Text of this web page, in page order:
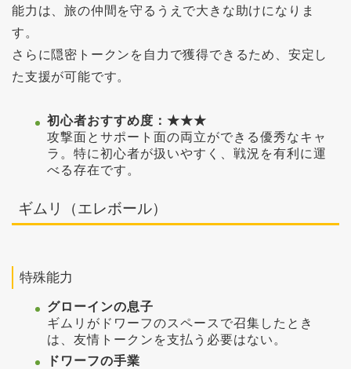
能力は、旅の仲間を守るうえで大きな助けになりま
す。
さらに隠密トークンを自力で獲得できるため、安定し
た支援が可能です。
初心者おすすめ度：★★★
攻撃面とサポート面の両立ができる優秀なキャ
ラ。特に初心者が扱いやすく、戦況を有利に運
べる存在です。
ギムリ（エレボール）
特殊能力
グローインの息子
ギムリがドワーフのスペースで召集したとき
は、友情トークンを支払う必要はない。
ドワーフの手業